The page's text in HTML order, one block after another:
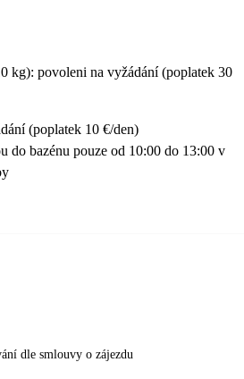
kg): povoleni na vyžádání (poplatek 30
(poplatek 10 €/den)
do bazénu pouze od 10:00 do 13:00 v
dle smlouvy o zájezdu